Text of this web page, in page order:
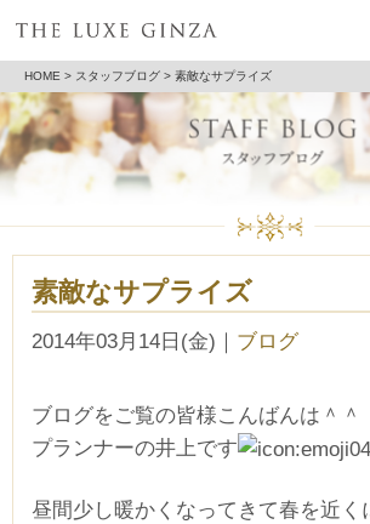
HOME > スタッフブログ > 素敵なサプライズ
素敵なサプライズ
2014年03月14日(金) ｜ ブログ
ブログをご覧の皆様こんばんは＾＾
プランナーの井上です
昼間少し暖かくなってきて春を近く